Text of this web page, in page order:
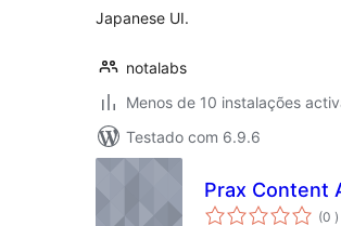
Japanese UI.
notalabs
Menos de 10 instalações
Testado com 6.9.6
Prax Content
(0 )